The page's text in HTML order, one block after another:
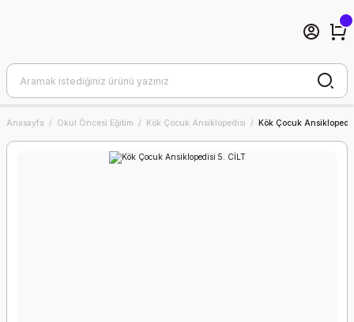
Anasayfa Okul Öncesi Eğitim Kök Çocuk Ansiklopedisi Kök Çocuk